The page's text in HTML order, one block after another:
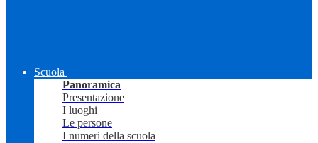
Scuola
Panoramica
Presentazione
I luoghi
Le persone
I numeri della scuola